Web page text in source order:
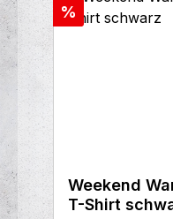
Rabatt
%
Weekend
T-Shirt